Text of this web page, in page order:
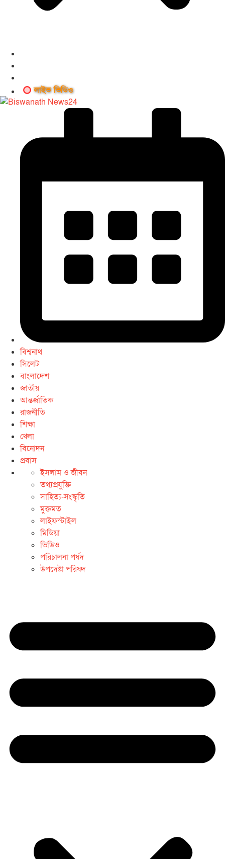
লাইভ ভিডিও
বিশ্বনাথ
সিলেট
বাংলাদেশ
জাতীয়
আন্তর্জাতিক
রাজনীতি
শিক্ষা
খেলা
বিনোদন
প্রবাস
ইসলাম ও জীবন
তথ্যপ্রযুক্তি
সাহিত্য-সংস্কৃতি
মুক্তমত
লাইফস্টাইল
মিডিয়া
ভিডিও
পরিচালনা পর্ষদ
উপদেষ্টা পরিষদ